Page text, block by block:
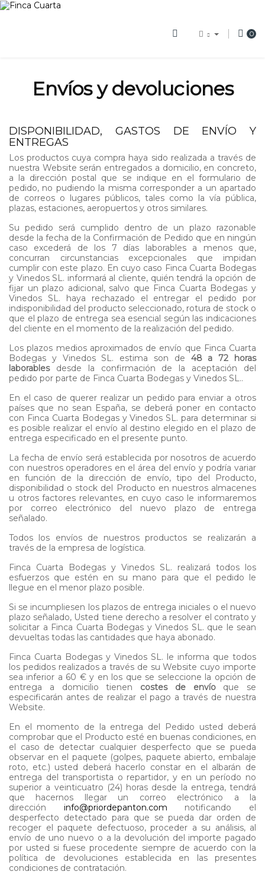
0
Envíos y devoluciones
DISPONIBILIDAD, GASTOS DE ENVÍO Y
ENTREGAS
Los productos cuya compra haya sido realizada a través de
nuestra Website serán entregados a domicilio, en concreto,
a la dirección postal que se indique en el formulario de
pedido, no pudiendo la misma corresponder a un apartado
de correos o lugares públicos, tales como la vía pública,
plazas, estaciones, aeropuertos y otros similares.
Su pedido será cumplido dentro de un plazo razonable
desde la fecha de la Confirmación de Pedido que en ningún
caso excederá de los 7 días laborables a menos que,
concurran circunstancias excepcionales que impidan
cumplir con este plazo. En cuyo caso Finca Cuarta Bodegas
y Vinedos SL. informará al cliente, quién tendrá la opción de
fijar un plazo adicional, salvo que Finca Cuarta Bodegas y
Vinedos SL. haya rechazado el entregar el pedido por
indisponibilidad del producto seleccionado, rotura de stock o
que el plazo de entrega sea esencial según las indicaciones
del cliente en el momento de la realización del pedido.
Los plazos medios aproximados de envío que Finca Cuarta
Bodegas y Vinedos SL. estima son de 48 a 72 horas
laborablesdesde la confirmación de la aceptación del
pedido por parte de Finca Cuarta Bodegas y Vinedos SL..
En el caso de querer realizar un pedido para enviar a otros
países que no sean España, se deberá poner en contacto
con Finca Cuarta Bodegas y Vinedos SL. para determinar si
es posible realizar el envío al destino elegido en el plazo de
entrega especificado en el presente punto.
La fecha de envío será establecida por nosotros de acuerdo
con nuestros operadores en el área del envío y podría variar
en función de la dirección de envío, tipo del Producto,
disponibilidad o stock del Producto en nuestros almacenes
u otros factores relevantes, en cuyo caso le informaremos
por correo electrónico del nuevo plazo de entrega
señalado.
Todos los envíos de nuestros productos se realizarán a
través de la empresa de logística.
Finca Cuarta Bodegas y Vinedos SL. realizará todos los
esfuerzos que estén en su mano para que el pedido le
llegue en el menor plazo posible.
Si se incumpliesen los plazos de entrega iniciales o el nuevo
plazo señalado, Usted tiene derecho a resolver el contrato y
solicitar a Finca Cuarta Bodegas y Vinedos SL. que le sean
devueltas todas las cantidades que haya abonado.
Finca Cuarta Bodegas y Vinedos SL. le informa que todos
los pedidos realizados a través de su Website cuyo importe
sea inferior a 60 € y en los que se seleccione la opción de
entrega a domicilio tienen costes de envíoque se
especificarán antes de realizar el pago a través de nuestra
Website.
En el momento de la entrega del Pedido usted deberá
comprobar que el Producto esté en buenas condiciones, en
el caso de detectar cualquier desperfecto que se pueda
observar en el paquete (golpes, paquete abierto, embalaje
roto, etc.) usted deberá hacerlo constar en el albarán de
entrega del transportista o repartidor, y en un período no
superior a veinticuatro (24) horas desde la entrega, tendrá
que hacernos llegar un correo electrónico a la
dirección info@priordepanton.com notificando el
desperfecto detectado para que se pueda dar orden de
recoger el paquete defectuoso, proceder a su análisis, al
envío de uno nuevo o a la devolución del importe pagado
por usted si fuese procedente siempre de acuerdo con la
política de devoluciones establecida en las presentes
condiciones de contratación.